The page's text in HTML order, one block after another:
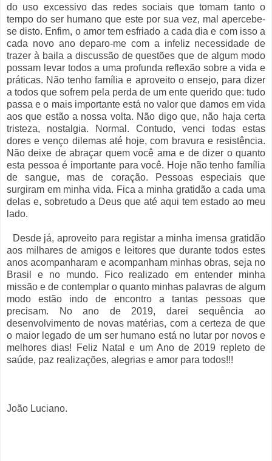
do uso excessivo das redes sociais que tomam tanto o
tempo do ser humano que este por sua vez, mal apercebe-
se disto. Enfim, o amor tem esfriado a cada dia e com isso a
cada novo ano deparo-me com a infeliz necessidade de
trazer à baila a discussão de questões que de algum modo
possam levar todos a uma profunda reflexão sobre a vida e
práticas. Não tenho família e aproveito o ensejo, para dizer
a todos que sofrem pela perda de um ente querido que: tudo
passa e o mais importante está no valor que damos em vida
aos que estão a nossa volta. Não digo que, não haja certa
tristeza, nostalgia. Normal. Contudo, venci todas estas
dores e venço dilemas até hoje, com bravura e resistência.
Não deixe de abraçar quem você ama e de dizer o quanto
esta pessoa é importante para você. Hoje não tenho família
de sangue, mas de coração. Pessoas especiais que
surgiram em minha vida. Fica a minha gratidão a cada uma
delas e, sobretudo a Deus que até aqui tem estado ao meu
lado.
Desde já, aproveito para registar a minha imensa gratidão
aos milhares de amigos e leitores que durante todos estes
anos acompanharam e acompanham minhas obras, seja no
Brasil e no mundo. Fico realizado em entender minha
missão e de contemplar o quanto minhas palavras de algum
modo estão indo de encontro a tantas pessoas que
precisam. No ano de 2019, darei sequência ao
desenvolvimento de novas matérias, com a certeza de que
o maior legado de um ser humano está no lutar por novos e
melhores dias! Feliz Natal e um Ano de 2019 repleto de
saúde, paz realizações, alegrias e amor para todos!!!
João Luciano.